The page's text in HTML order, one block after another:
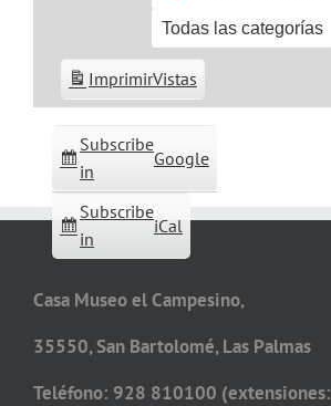
Todas las categorías
Subscribe
in
Google
Subscribe
in
iCal
ImprimirVistas
Casa Museo el Campesino,
35550, San Bartolomé, Las Palmas
Teléfono: 928 810100 (extensiones: